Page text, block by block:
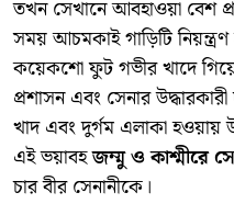
তখন সেখানে আবহাওয়া বেশ
সময় আচমকাই গাড়িটি
কয়েকশো ফুট গভীর খাদে গিয়ে
প্রশাসন এবং সেনার
খাদ এবং দুর্গম এলাকা হওয়ায়
এই ভয়াবহজম্মু ও কাশ্মীরে
চার বীর সেনানীকে।